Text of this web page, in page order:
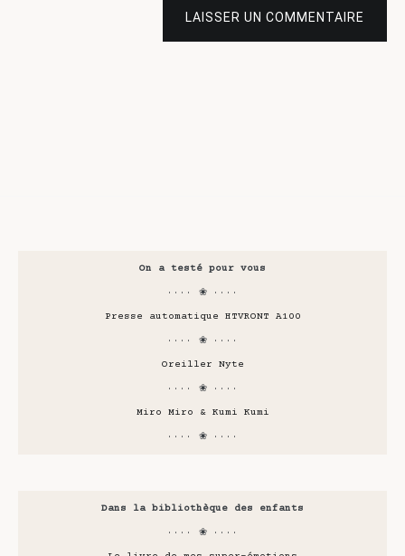
LAISSER UN COMMENTAIRE
On a testé pour vous
···· ❀ ····
Presse automatique HTVRONT A100
···· ❀ ····
Oreiller Nyte
···· ❀ ····
Miro Miro & Kumi Kumi
···· ❀ ····
Dans la bibliothèque des enfants
···· ❀ ····